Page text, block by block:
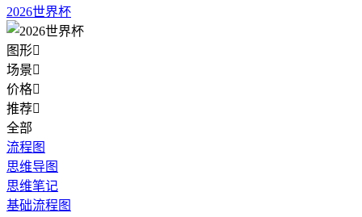
2026世界杯
图形
场景
价格
推荐
全部
流程图
思维导图
思维笔记
基础流程图